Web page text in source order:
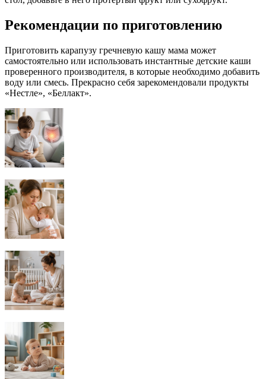
Рекомендации по приготовлению
Приготовить карапузу гречневую кашу мама может
самостоятельно или использовать инстантные детские каши
проверенного производителя, в которые необходимо добавить
воду или смесь. Прекрасно себя зарекомендовали продукты
«Нестле», «Беллакт».